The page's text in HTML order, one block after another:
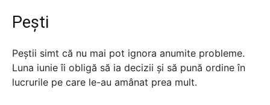
Pești
Peștii simt că nu mai pot ignora anumite probleme.
Luna iunie îi obligă să ia decizii și să pună ordine în
lucrurile pe care le-au amânat prea mult.